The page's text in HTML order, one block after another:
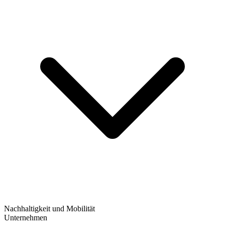
Nachhaltigkeit und Mobilität
Unternehmen